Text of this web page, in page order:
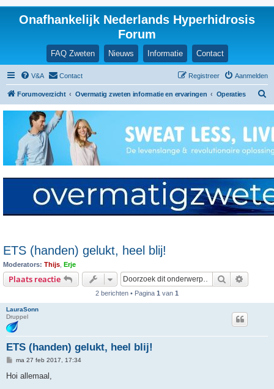
Onafhankelijk Nederlands Hyperhidrosis
Forum
FAQ Zweten Nieuws Informatie Contact
V&A Contact Aanmelden
Registreer
Forumoverzicht Overmatig zweten informatie en ervaringen Operaties
k
ETS (handen) gelukt, heel blij!
Moderators: Thijs Erje
Plaats reactie Zoek
2 berichten • Pagina 1 van 1
LauraSonn
Druppel
ETS (handen) gelukt, heel blij!
B
r
ma 27 feb 2017, 17:34
Hoi allemaal,